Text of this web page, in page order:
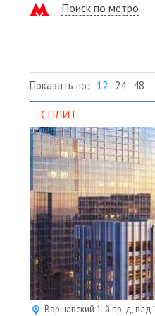
Поиск по метро
Показать по: 12 24 48
СПЛИТ
Варшавский 1-й пр-д, влд